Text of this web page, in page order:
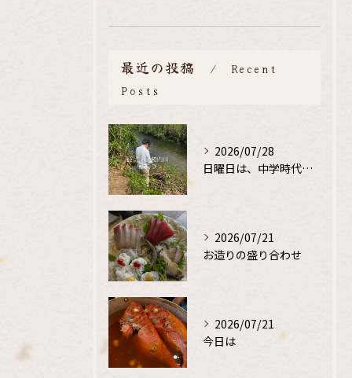
最近の投稿
Recent
Posts
2026/07/28
日曜日は、中学時代の、同級生と鮎釣り
2026/07/21
お造りの盛り合わせ
2026/07/21
今日は